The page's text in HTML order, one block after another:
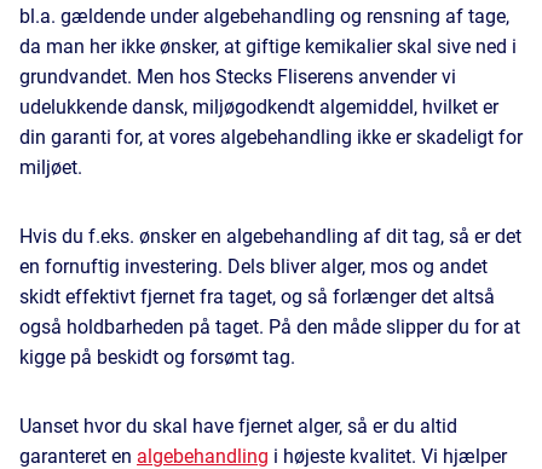
bl.a. gældende under algebehandling og rensning af tage,
da man her ikke ønsker, at giftige kemikalier skal sive ned i
grundvandet. Men hos Stecks Fliserens anvender vi
udelukkende dansk, miljøgodkendt algemiddel, hvilket er
din garanti for, at vores algebehandling ikke er skadeligt for
miljøet.
Hvis du f.eks. ønsker en algebehandling af dit tag, så er det
en fornuftig investering. Dels bliver alger, mos og andet
skidt effektivt fjernet fra taget, og så forlænger det altså
også holdbarheden på taget. På den måde slipper du for at
kigge på beskidt og forsømt tag.
Uanset hvor du skal have fjernet alger, så er du altid
garanteret en algebehandling i højeste kvalitet. Vi hjælper